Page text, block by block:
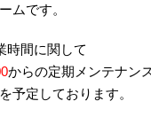
ムです。
時間に関して
からの定期メンテナン
予定しております。